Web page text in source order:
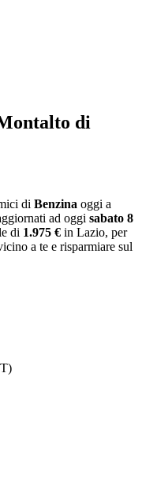
di
di Benzina oggi a
ad oggi sabato 8
di 1.975 € in Lazio, per
a te e risparmiare sul